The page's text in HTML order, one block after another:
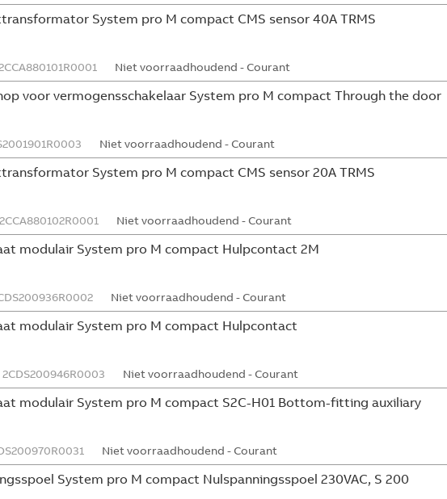
System pro M compact CMS sensor 40A TRMS
Niet voorraadhoudend - Courant
voor vermogensschakelaar System pro M compact Through the door
Niet voorraadhoudend - Courant
System pro M compact CMS sensor 20A TRMS
2CCA880102R0001 Niet voorraadhoudend - Courant
modulair System pro M compact Hulpcontact 2M
Niet voorraadhoudend - Courant
modulair System pro M compact Hulpcontact
2CDS200946R0003 Niet voorraadhoudend - Courant
modulair System pro M compact S2C-H01 Bottom-fitting auxiliary
Niet voorraadhoudend - Courant
System pro M compact Nulspanningsspoel 230VAC, S 200